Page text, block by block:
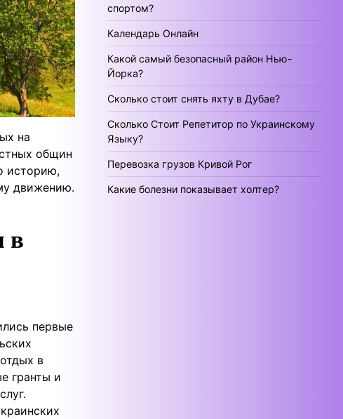
на
общин
историю,
движению.
в
первые
в
гранты и
спортом?
Календарь Онлайн
Какой самый безопасный район Нью-
Йорка?
Сколько стоит снять яхту в Дубае?
Сколько Стоит Репетитор по Украинскому
Языку?
Перевозка грузов Кривой Рог
Какие болезни показывает холтер?